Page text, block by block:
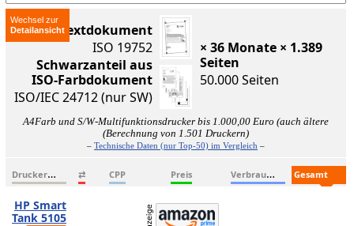
Wechsel zur
ISO-Textdokument
ISO 19752
Schwarzanteil aus
ISO-Farbdokument
ISO/IEC 24712 (nur SW)
× 36 Monate × 1.389
Seiten
50.000 Seiten
A4Farb und S/W-Multifunktionsdrucker bis 1.000,00 Euro (auch ältere
(Berechnung von 1.501 Druckern)
– Technische Daten (nur Top-50) im Vergleich –
D
ruckername ⇄ CPP Preis V
erbrauchsmaterialien
HP Smart
Tank 5105